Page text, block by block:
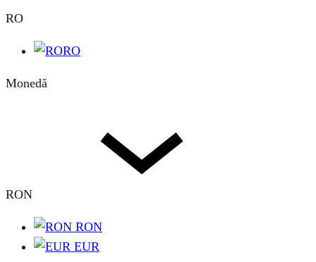
RO
RO
Monedă
RON
RON
EUR